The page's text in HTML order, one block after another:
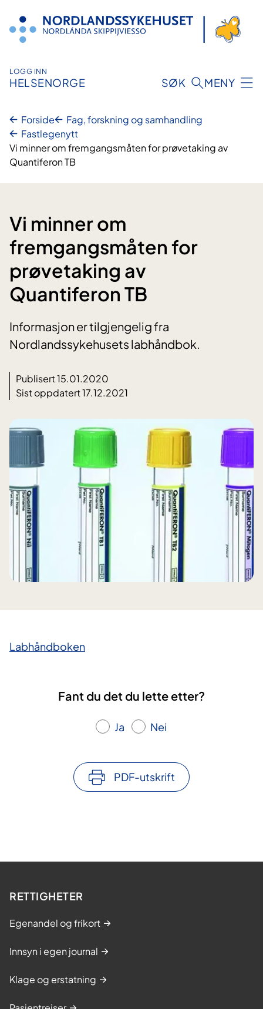
innhold
LOGG INN
HELSENORGE SØK MENY
Forside
Fag, forskning og samhandling
Fastlegenytt
Vi minner om fremgangsmåten for prøvetaking av
Quantiferon TB
Vi minner om
fremgangsmåten for
prøvetaking av
Quantiferon TB
Informasjon er tilgjengelig fra
Nordlandssykehusets labhåndbok.
Publisert 15.01.2020
Sist oppdatert 17.12.2021
Labhåndboken
Fant du det du lette etter?
Ja Nei
PDF-utskrift
RETTIGHETER
Egenandel og frikort
Innsyn i egen journal
Klage og erstatning